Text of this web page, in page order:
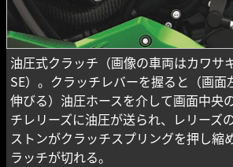
油圧式クラッチ（画像の車両はカワサ
SE）。クラッチレバーを握ると（画面
伸びる）油圧ホースを介して画面中央
チレリーズに油圧が送られ、レリーズ
ストンがクラッチスプリングを押し縮
ラッチが切れる。